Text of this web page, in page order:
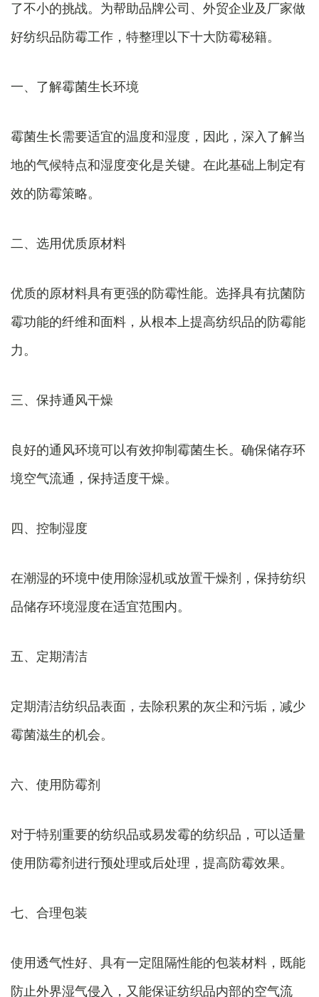
了不小的挑战。为帮助品牌公司、外贸企业及厂家做
好纺织品防霉工作，特整理以下十大防霉秘籍。
一、了解霉菌生长环境
霉菌生长需要适宜的温度和湿度，因此，深入了解当
地的气候特点和湿度变化是关键。在此基础上制定有
效的防霉策略。
二、选用优质原材料
优质的原材料具有更强的防霉性能。选择具有抗菌防
霉功能的纤维和面料，从根本上提高纺织品的防霉能
力。
三、保持通风干燥
良好的通风环境可以有效抑制霉菌生长。确保储存环
境空气流通，保持适度干燥。
四、控制湿度
在潮湿的环境中使用除湿机或放置干燥剂，保持纺织
品储存环境湿度在适宜范围内。
五、定期清洁
定期清洁纺织品表面，去除积累的灰尘和污垢，减少
霉菌滋生的机会。
六、使用防霉剂
对于特别重要的纺织品或易发霉的纺织品，可以适量
使用防霉剂进行预处理或后处理，提高防霉效果。
七、合理包装
使用透气性好、具有一定阻隔性能的包装材料，既能
防止外界湿气侵入，又能保证纺织品内部的空气流